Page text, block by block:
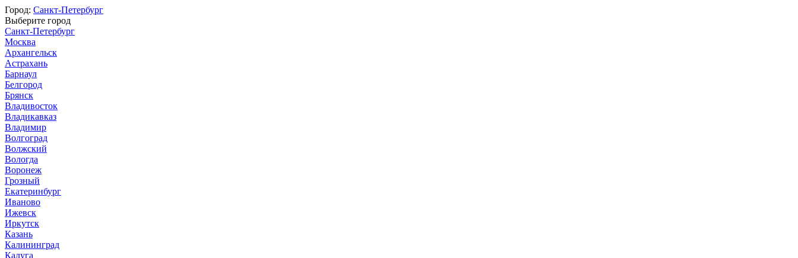
Город: Санкт-Петербург
Выберите город
Санкт-Петербург
Москва
Архангельск
Астрахань
Барнаул
Белгород
Брянск
Владивосток
Владикавказ
Владимир
Волгоград
Волжский
Вологда
Воронеж
Грозный
Екатеринбург
Иваново
Ижевск
Иркутск
Казань
Калининград
Калуга